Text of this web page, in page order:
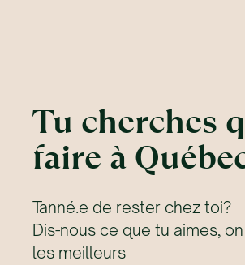
Tu cherches
faire à
Tanné.e de rester chez toi?
Dis-nous ce que tu aimes,
les meilleurs